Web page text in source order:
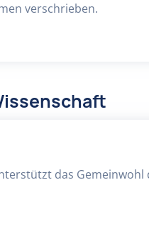
verschrieben.
das